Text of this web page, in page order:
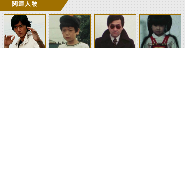
関連人物